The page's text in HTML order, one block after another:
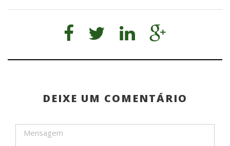
DEIXE UM COMENTÁRIO